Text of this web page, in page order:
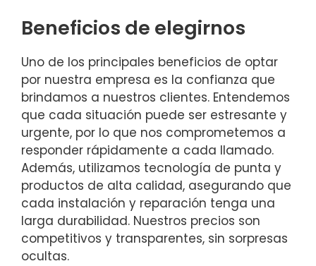
Beneficios de elegirnos
Uno de los principales beneficios de optar
por nuestra empresa es la confianza que
brindamos a nuestros clientes. Entendemos
que cada situación puede ser estresante y
urgente, por lo que nos comprometemos a
responder rápidamente a cada llamado.
Además, utilizamos tecnología de punta y
productos de alta calidad, asegurando que
cada instalación y reparación tenga una
larga durabilidad. Nuestros precios son
competitivos y transparentes, sin sorpresas
ocultas.